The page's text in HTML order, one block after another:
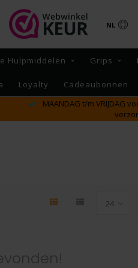
NL
Hulpmiddelen Grips
Loyalty
Cadeaubonnen
MAANDAG t/m VRIJDAG